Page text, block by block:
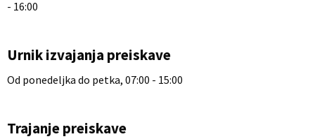
- 16:00
Urnik izvajanja preiskave
Od ponedeljka do petka, 07:00 - 15:00
Trajanje preiskave